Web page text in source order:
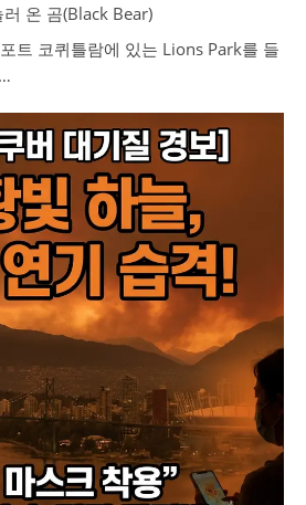
온 곰(Black Bear)
트 코퀴틀람에 있는 Lions Park를 들